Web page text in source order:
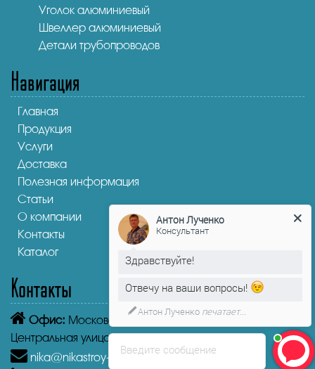
Уголок алюминиевый
Швеллер алюминиевый
Детали трубопроводов
Навигация
Главная
Продукция
Услуги
Доставка
Полезная информация
Статьи
О компании
Контакты
Каталог
Контакты
Офис: Московская область, Бронницы,
Центральная улица, 1
nika@nikastroy-msk.ru
Введите сообщение
Антон Лученко
Консультант
Здравствуйте!
Отвечу на ваши вопросы!
Антон Лученко печатает...